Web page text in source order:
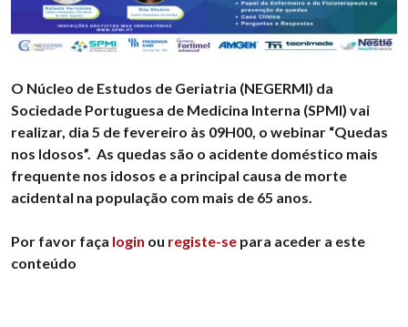
O Núcleo de Estudos de Geriatria (NEGERMI) da
Sociedade Portuguesa de Medicina Interna (SPMI) vai
realizar, dia 5 de fevereiro às 09H00, o webinar “Quedas
nos Idosos”. As quedas são o acidente doméstico mais
frequente nos idosos e a principal causa de morte
acidental na população com mais de 65 anos.
Por favor faça login ou registe-se para aceder a este
conteúdo